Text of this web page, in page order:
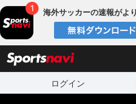
海外サッカーの速報がよ
ログイン